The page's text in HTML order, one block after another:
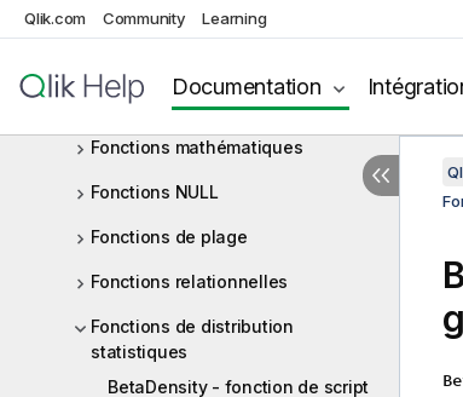
Qlik.com Community Learning
Documentation
Fonctions d'inter-enregistrements
Fonctions de mappage
Fonctions mathématiques
Fonctions NULL
Fonctions de plage
Fonctions relationnelles
Fonctions de distribution
statistiques
BetaDensity - fonction de script